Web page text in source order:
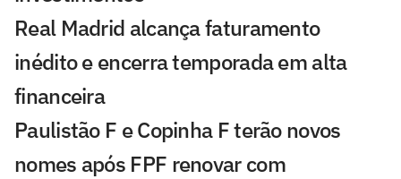
Real Madrid alcança faturamento
inédito e encerra temporada em alta
financeira
Paulistão F e Copinha F terão novos
nomes após FPF renovar com